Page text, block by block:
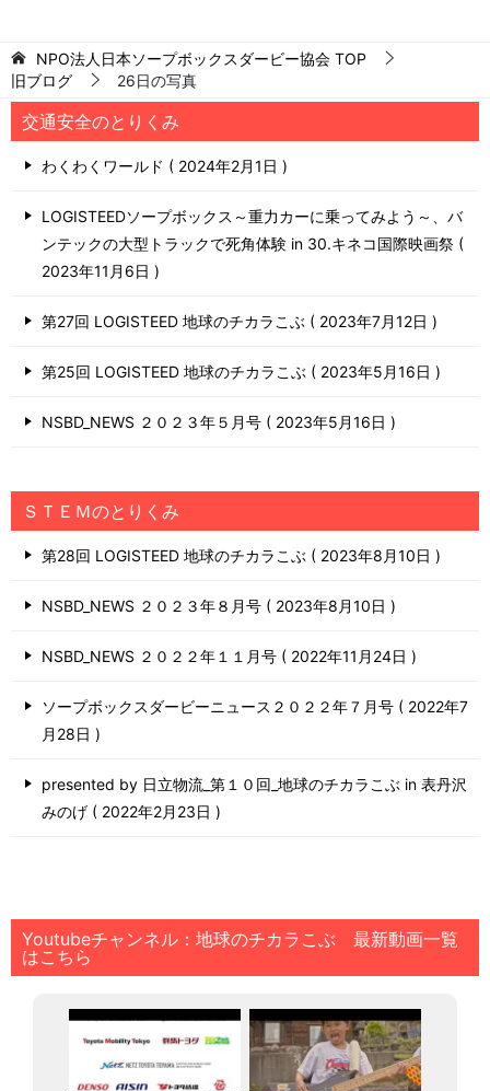
NPO法人日本ソープボックスダービー協会 TOP
旧ブログ
26日の写真
交通安全のとりくみ
わくわくワールド 2024年2月1日
LOGISTEEDソープボックス～重力カーに乗ってみよう～、バ
ンテックの大型トラックで死角体験 in 30.キネコ国際映画祭
2023年11月6日
第27回 LOGISTEED 地球のチカラこぶ 2023年7月12日
第25回 LOGISTEED 地球のチカラこぶ 2023年5月16日
NSBD_NEWS ２０２３年５月号 2023年5月16日
ＳＴＥＭのとりくみ
第28回 LOGISTEED 地球のチカラこぶ 2023年8月10日
NSBD_NEWS ２０２３年８月号 2023年8月10日
NSBD_NEWS ２０２２年１１月号 2022年11月24日
ソープボックスダービーニュース２０２２年７月号
2022年7
月28日
presented by 日立物流_第１０回_地球のチカラこぶ in 表丹沢
みのげ
2022年2月23日
Youtubeチャンネル：地球のチカラこぶ 最新動画一覧
はこちら